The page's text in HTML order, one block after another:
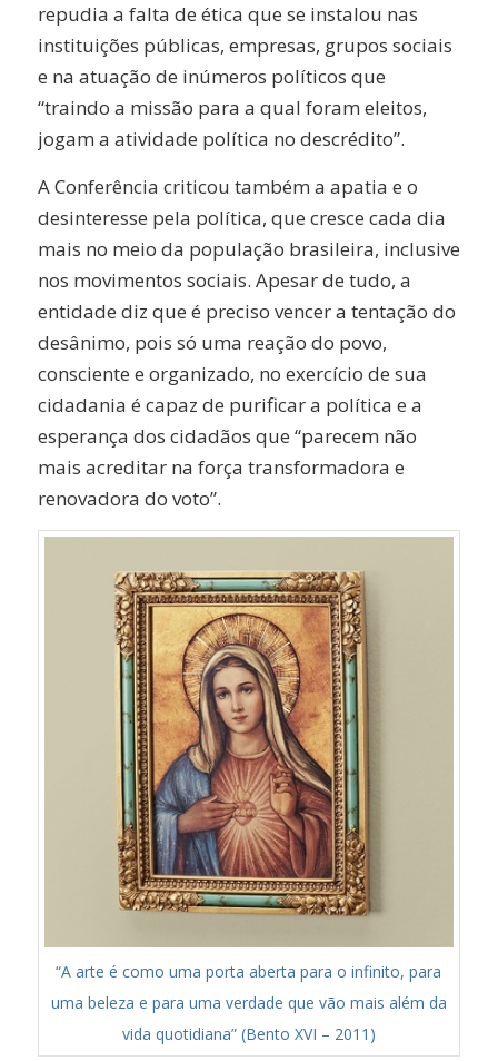
repudia a falta de ética que se instalou nas
instituições públicas, empresas, grupos sociais
e na atuação de inúmeros políticos que
“traindo a missão para a qual foram eleitos,
jogam a atividade política no descrédito”.
A Conferência criticou também a apatia e o
desinteresse pela política, que cresce cada dia
mais no meio da população brasileira, inclusive
nos movimentos sociais. Apesar de tudo, a
entidade diz que é preciso vencer a tentação do
desânimo, pois só uma reação do povo,
consciente e organizado, no exercício de sua
cidadania é capaz de purificar a política e a
esperança dos cidadãos que “parecem não
mais acreditar na força transformadora e
renovadora do voto”.
“A arte é como uma porta aberta para o infinito, para
uma beleza e para uma verdade que vão mais além da
vida quotidiana” (Bento XVI – 2011)